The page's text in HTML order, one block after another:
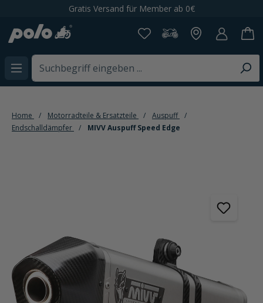
Gratis Versand für Member ab 0€
Home Motorradteile & Ersatzteile
Auspuff
Endschalldämpfer
MIVV Auspuff Speed Edge